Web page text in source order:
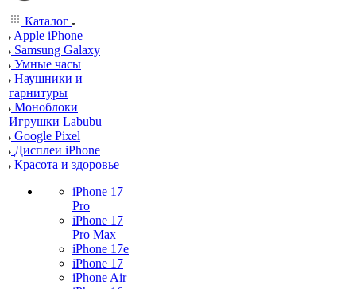
Каталог
Apple iPhone
Samsung Galaxy
Умные часы
Наушники и
гарнитуры
Моноблоки
Игрушки Labubu
Google Pixel
Дисплеи iPhone
Красота и здоровье
iPhone 17
Pro
iPhone 17
Pro Max
iPhone 17e
iPhone 17
iPhone Air